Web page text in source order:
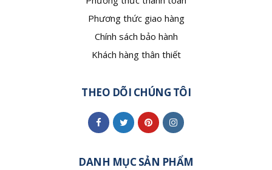
Phương thức giao hàng
Chính sách bảo hành
Khách hàng thân thiết
THEO DÕI CHÚNG TÔI
DANH MỤC SẢN PHẨM